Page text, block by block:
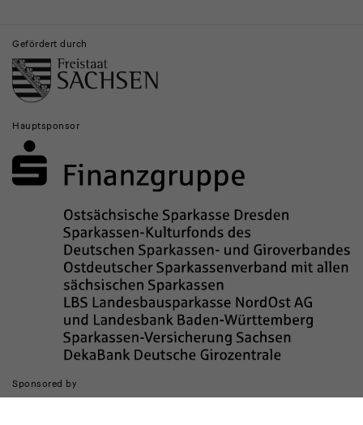
Gefördert durch
Hauptsponsor
Sponsored by